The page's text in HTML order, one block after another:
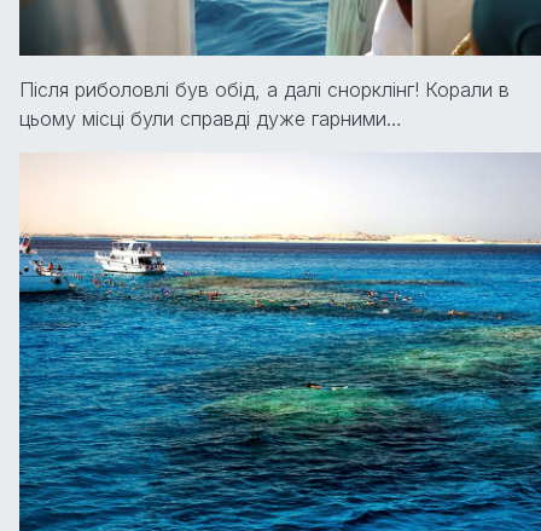
Після риболовлі був обід, а далі снорклінг! Корали в
цьому місці були справді дуже гарними…